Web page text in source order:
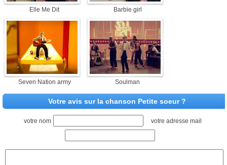
Elle Me Dit Barbie girl
Seven Nation army Soulman
Votre avis sur la chanson Petite soeur ?
votre nom votre adresse mail